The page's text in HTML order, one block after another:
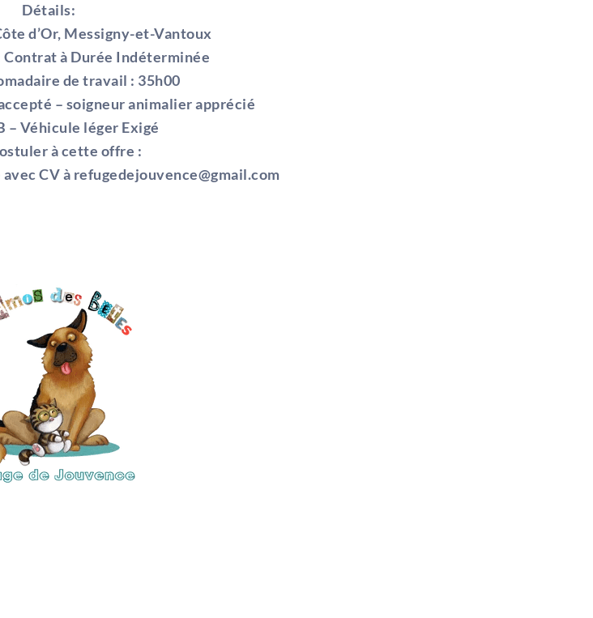
Détails:
d’Or, Messigny-et-Vantoux
Contrat à Durée Indéterminée
de travail : 35h00
– soigneur animalier apprécié
– Véhicule léger Exigé
à cette offre :
CV à refugedejouvence@gmail.com